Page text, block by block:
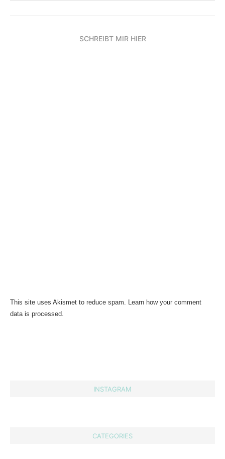
SCHREIBT MIR HIER
This site uses Akismet to reduce spam. Learn how your comment
data is processed.
INSTAGRAM
CATEGORIES